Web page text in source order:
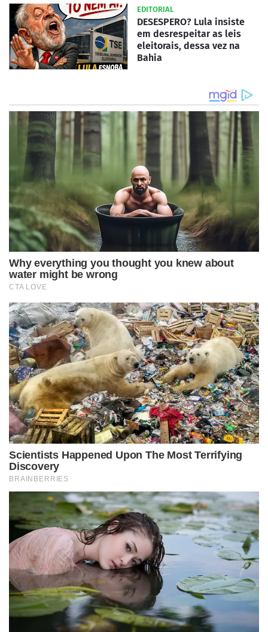
EDITORIAL
DESESPERO? Lula insiste
em desrespeitar as leis
eleitorais, dessa vez na
Bahia